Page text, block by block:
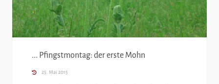
... Pfingstmontag: der erste Mohn
25. Mai 2015